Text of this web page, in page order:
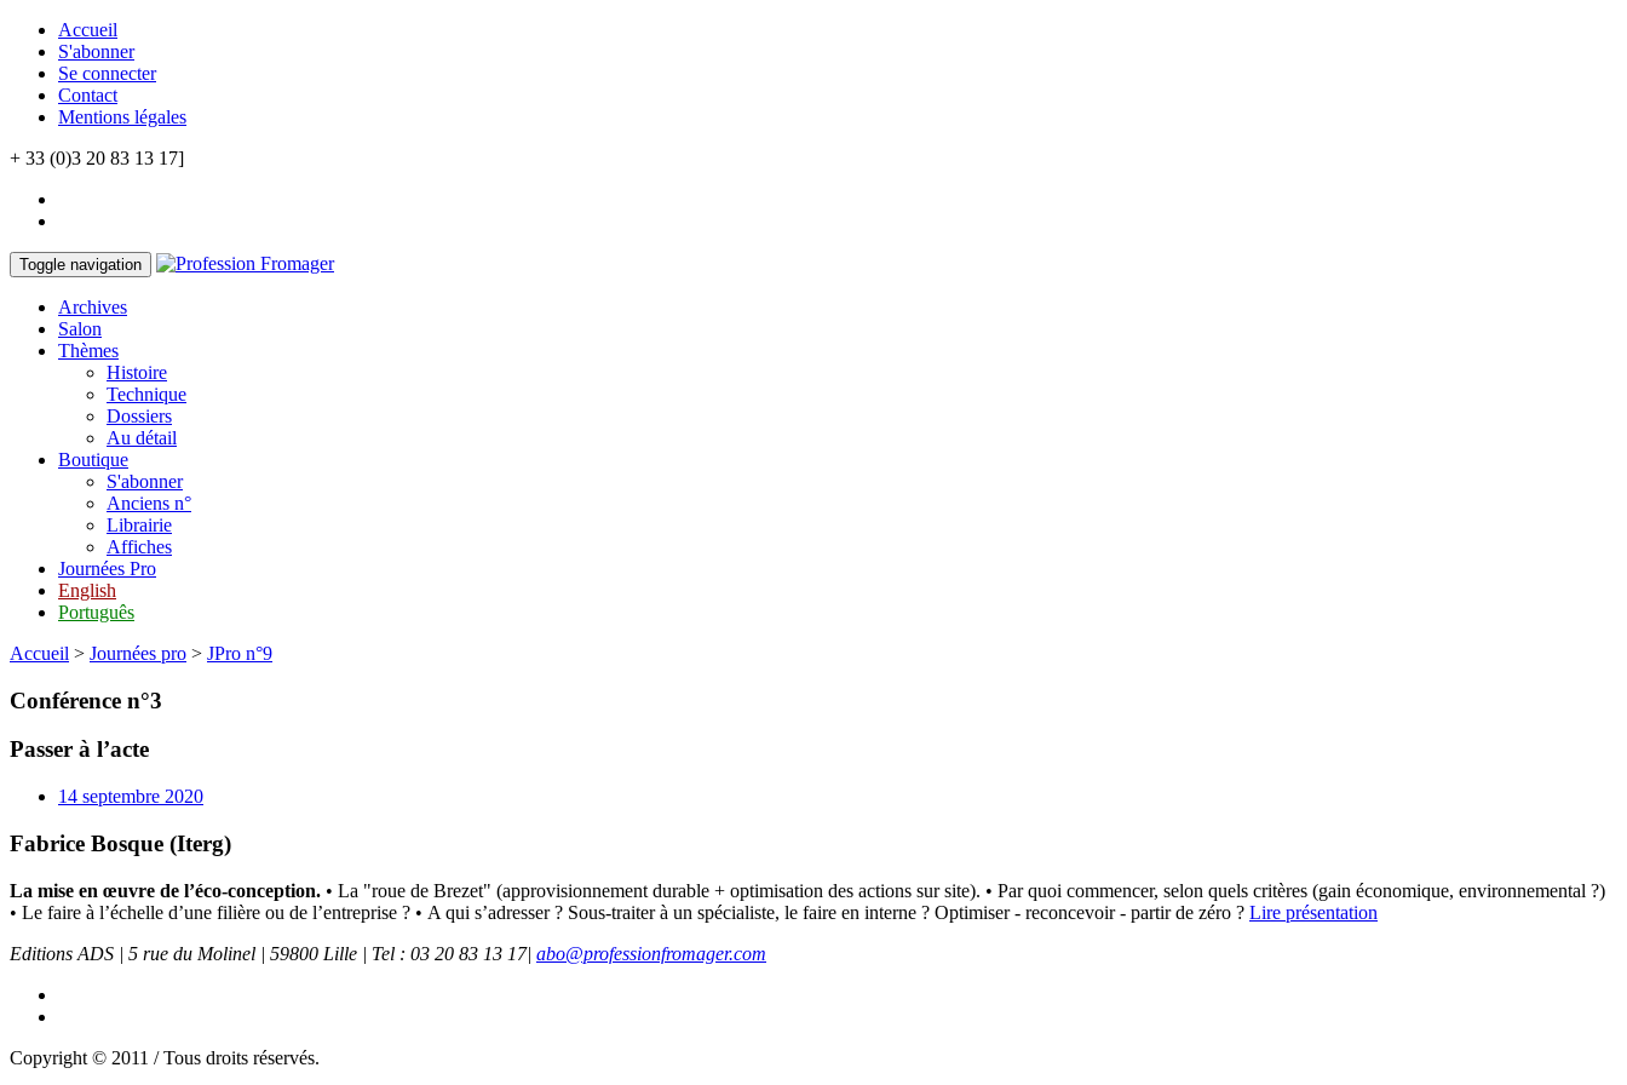
Accueil
S'abonner
Se connecter
Contact
Mentions légales
+ 33 (0)3 20 83 13 17]
Toggle navigation
Archives
Salon
Thèmes
Histoire
Technique
Dossiers
Au détail
Boutique
S'abonner
Anciens n°
Librairie
Affiches
Journées Pro
English
Português
Accueil > Journées pro > JPro n°9
Conférence n°3
Passer à l’acte
14 septembre 2020
Fabrice Bosque (Iterg)
La mise en œuvre de l’éco-conception. • La "roue de Brezet" (approvisionnement durable + optimisation des actions sur site). • Par quoi commencer, selon quels critères (gain économique, environnemental ?)
• Le faire à l’échelle d’une filière ou de l’entreprise ? • A qui s’adresser ? Sous-traiter à un spécialiste, le faire en interne ? Optimiser - reconcevoir - partir de zéro ? Lire présentation
Editions ADS | 5 rue du Molinel | 59800 Lille | Tel : 03 20 83 13 17| abo@professionfromager.com
Copyright © 2011 / Tous droits réservés.